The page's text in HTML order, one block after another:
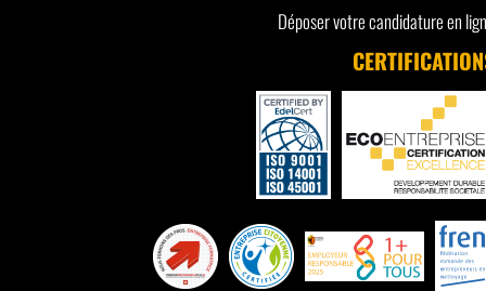
Déposer votre candidature en